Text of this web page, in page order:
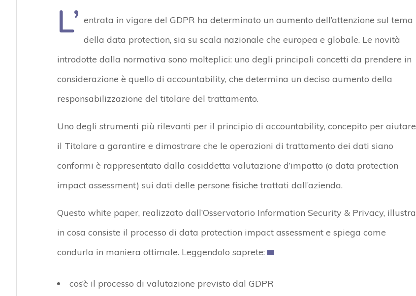
L’ entrata in vigore del GDPR ha determinato un aumento dell’attenzione sul tema
della data protection, sia su scala nazionale che europea e globale. Le novità
introdotte dalla normativa sono molteplici: uno degli principali concetti da prendere in
considerazione è quello di accountability, che determina un deciso aumento della
responsabilizzazione del titolare del trattamento.
Uno degli strumenti più rilevanti per il principio di accountability, concepito per aiutare
il Titolare a garantire e dimostrare che le operazioni di trattamento dei dati siano
conformi è rappresentato dalla cosiddetta valutazione d’impatto (o data protection
impact assessment) sui dati delle persone fisiche trattati dall’azienda.
Questo white paper, realizzato dall’Osservatorio Information Security & Privacy, illustra
in cosa consiste il processo di data protection impact assessment e spiega come
condurla in maniera ottimale. Leggendolo saprete:
cos’è il processo di valutazione previsto dal GDPR